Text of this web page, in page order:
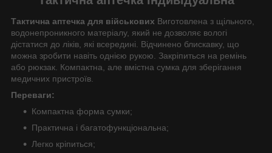
Тактична аптечка для військових Виготовлена з щільного,
водонепроникного матеріалу, який не дозволяє вологі
дістатися до ліків, які всередині. Відчинено блискавку, що
можна зробити навіть однією рукою. Закріпиться на ремінь
або рюкзак. Компактна, але вмістна сумка для зберігання
медичних пристроїв.
Переваги:
Компактна форма сумки;
Практична і багатофункціональна;
Легко кріпиться;